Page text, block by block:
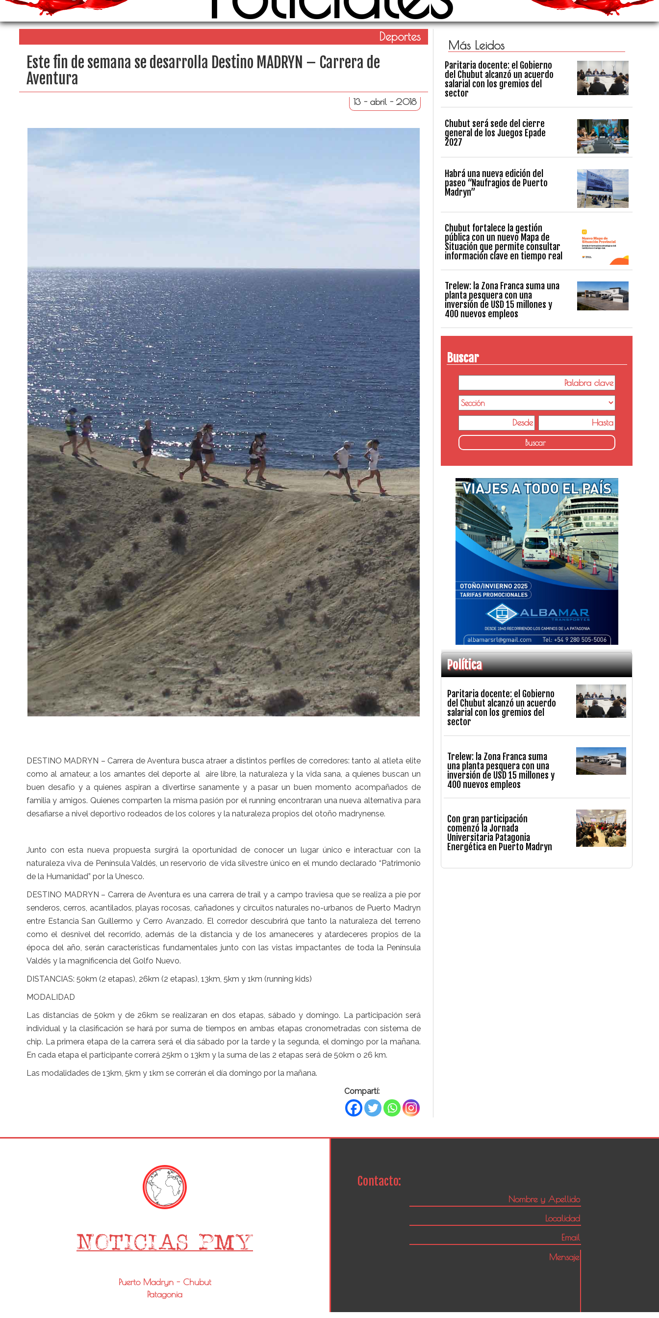
Deportes
Este fin de semana se desarrolla Destino MADRYN – Carrera de
Aventura
13 - abril - 2018
DESTINO MADRYN – Carrera de Aventura busca atraer a distintos perfiles de corredores: tanto al atleta elite
como al amateur, a los amantes del deporte al aire libre, la naturaleza y la vida sana, a quienes buscan un
buen desafío y a quienes aspiran a divertirse sanamente y a pasar un buen momento acompañados de
familia y amigos. Quienes comparten la misma pasión por el running encontraran una nueva alternativa para
desafiarse a nivel deportivo rodeados de los colores y la naturaleza propios del otoño madrynense.
Junto con esta nueva propuesta surgirá la oportunidad de conocer un lugar único e interactuar con la
naturaleza viva de Península Valdés, un reservorio de vida silvestre único en el mundo declarado “Patrimonio
de la Humanidad” por la Unesco.
DESTINO MADRYN – Carrera de Aventura es una carrera de trail y a campo traviesa que se realiza a pie por
senderos, cerros, acantilados, playas rocosas, cañadones y circuitos naturales no-urbanos de Puerto Madryn
entre Estancia San Guillermo y Cerro Avanzado. El corredor descubrirá que tanto la naturaleza del terreno
como el desnivel del recorrido, además de la distancia y de los amaneceres y atardeceres propios de la
época del año, serán características fundamentales junto con las vistas impactantes de toda la Península
Valdés y la magnificencia del Golfo Nuevo.
DISTANCIAS: 50km (2 etapas), 26km (2 etapas), 13km, 5km y 1km (running kids)
MODALIDAD
Las distancias de 50km y de 26km se realizaran en dos etapas, sábado y domingo. La participación será
individual y la clasificación se hará por suma de tiempos en ambas etapas cronometradas con sistema de
chip. La primera etapa de la carrera será el día sábado por la tarde y la segunda, el domingo por la mañana.
En cada etapa el participante correrá 25km o 13km y la suma de las 2 etapas será de 50km o 26 km.
Las modalidades de 13km, 5km y 1km se correrán el día domingo por la mañana.
Compartí:
Más Leidos
Paritaria docente: el Gobierno
del Chubut alcanzó un acuerdo
salarial con los gremios del
sector
Chubut será sede del cierre
general de los Juegos Epade
2027
Habrá una nueva edición del
paseo “Naufragios de Puerto
Madryn”
Chubut fortalece la gestión
pública con un nuevo Mapa de
Situación que permite consultar
información clave en tiempo real
Trelew: la Zona Franca suma una
planta pesquera con una
inversión de USD 15 millones y
400 nuevos empleos
Buscar
Política
Paritaria docente: el Gobierno
del Chubut alcanzó un acuerdo
salarial con los gremios del
sector
Trelew: la Zona Franca suma
una planta pesquera con una
inversión de USD 15 millones y
400 nuevos empleos
Con gran participación
comenzó la Jornada
Universitaria Patagonia
Energética en Puerto Madryn
Puerto Madryn - Chubut
Patagonia
Contacto: